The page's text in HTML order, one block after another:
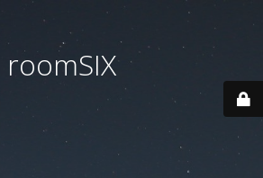
roomSIX